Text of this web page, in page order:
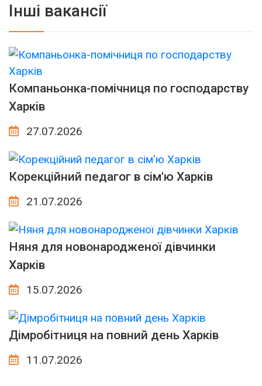
Інші вакансії
Компаньонка-помічниця по господарству
Харків
27.07.2026
Корекційний педагог в сім'ю Харків
21.07.2026
Няня для новонародженої дівчинки
Харків
15.07.2026
Дімробітниця на повний день Харків
11.07.2026